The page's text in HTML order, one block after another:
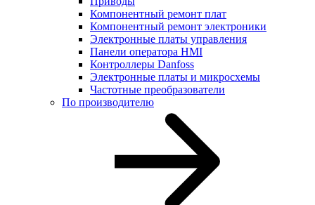
Компонентный ремонт плат
Компонентный ремонт электроники
Электронные платы управления
Панели оператора HMI
Контроллеры Danfoss
Электронные платы и микросхемы
Частотные преобразователи
По производителю